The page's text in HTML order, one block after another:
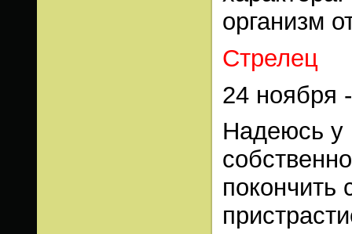
организм
Стрелец
24 ноября
Надеюсь у